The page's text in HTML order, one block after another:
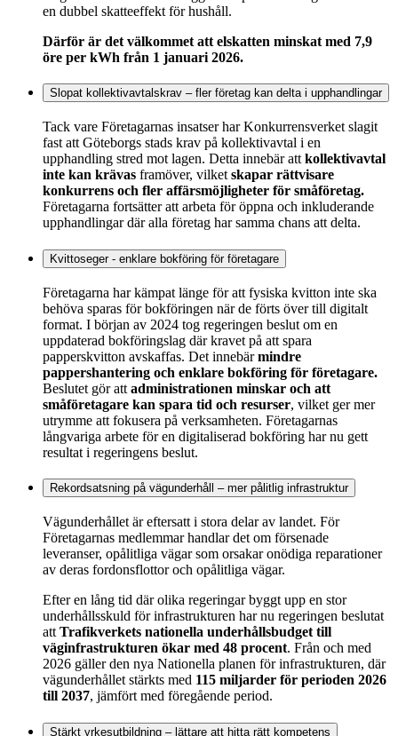
en dubbel skatteeffekt för hushåll.
Därför är det välkommet att elskatten minskat med 7,9
öre per kWh från 1 januari 2026.
Slopat kollektivavtalskrav – fler företag kan delta i upphandlingar
Tack vare Företagarnas insatser har Konkurrensverket slagit
fast att Göteborgs stads krav på kollektivavtal i en
upphandling stred mot lagen. Detta innebär att kollektivavtal
inte kan krävas framöver, vilket skapar rättvisare
konkurrens och fler affärsmöjligheter för småföretag.
Företagarna fortsätter att arbeta för öppna och inkluderande
upphandlingar där alla företag har samma chans att delta.
Kvittoseger - enklare bokföring för företagare
Företagarna har kämpat länge för att fysiska kvitton inte ska
behöva sparas för bokföringen när de förts över till digitalt
format. I början av 2024 tog regeringen beslut om en
uppdaterad bokföringslag där kravet på att spara
papperskvitton avskaffas. Det innebärmindre
pappershantering och enklare bokföring för företagare.
Beslutet gör att administrationen minskar och att
småföretagare kan spara tid och resurser, vilket ger mer
utrymme att fokusera på verksamheten. Företagarnas
långvariga arbete för en digitaliserad bokföring har nu gett
resultat i regeringens beslut.
Rekordsatsning på vägunderhåll – mer pålitlig infrastruktur
Vägunderhållet är eftersatt i stora delar av landet. För
Företagarnas medlemmar handlar det om försenade
leveranser, opålitliga vägar som orsakar onödiga reparationer
av deras fordonsflottor och opålitliga vägar.
Efter en lång tid där olika regeringar byggt upp en stor
underhållsskuld för infrastrukturen har nu regeringen beslutat
att Trafikverkets nationella underhållsbudget till
väginfrastrukturen ökar med 48 procent. Från och med
2026 gäller den nya Nationella planen för infrastrukturen, där
vägunderhållet stärkts med 115 miljarder för perioden 2026
till 2037, jämfört med föregående period.
Stärkt yrkesutbildning – lättare att hitta rätt kompetens